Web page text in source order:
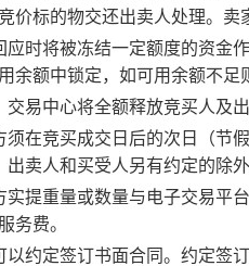
价标的物交还出卖人处理。
时将被冻结一定额度的资金
余额中锁定，如可用余额不足
易中心将全额释放竞买人及
在竞买成交日后的次日（节
出卖人和买受人另有约定的除
提重量或数量与电子交易平
务费。
约定签订书面合同。约定签